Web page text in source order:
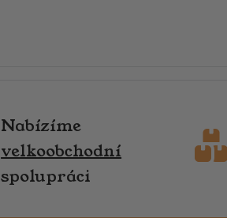
Nabízíme
velkoobchodní
spolupráci